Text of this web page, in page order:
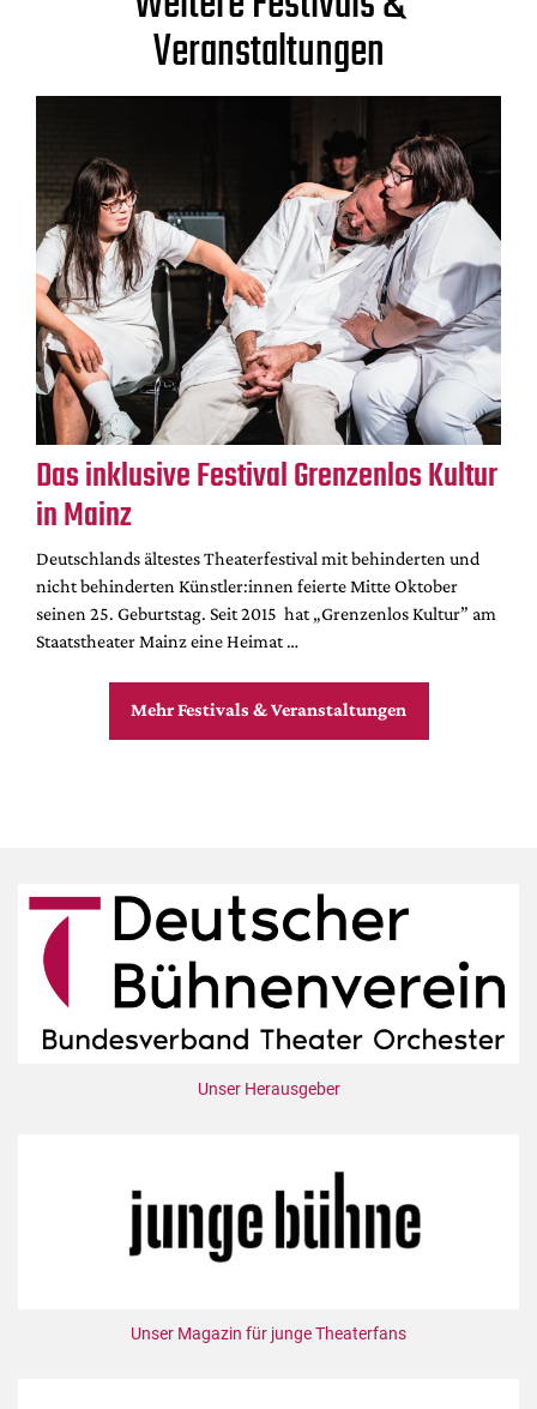
Veranstaltungen
Das inklusive Festival Grenzenlos Kultur
in Mainz
Deutschlands ältestes Theaterfestival mit behinderten und
nicht behinderten Künstler:innen feierte Mitte Oktober
seinen 25. Geburtstag. Seit 2015 hat „Grenzenlos Kultur” am
Staatstheater Mainz eine Heimat …
Mehr Festivals & Veranstaltungen
Unser Herausgeber
Unser Magazin für junge Theaterfans